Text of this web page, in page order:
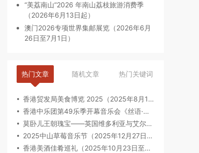
“美荔南山”2026 年南山荔枝旅游消费季
（2026年6月13日起）
澳门2026专项世界集邮展览（2026年6月
26日至7月1日）
热门文章 随机文章 热门关键词
香港贸发局美食博览 2025（2025年8月14日-8月18日）
香港中乐团第49乐季开幕音乐会《丝语·琵琶》（2025年9月12日至13日）
莫卧儿王朝瑰宝——英国维多利亚与艾尔伯特博物馆珍藏（2025年8月6日-2026年2月23日）
2025中山草莓音乐节（2025年12月27日-28日）
香港美酒佳肴巡礼（2025年10月23日至2025年10月26日）